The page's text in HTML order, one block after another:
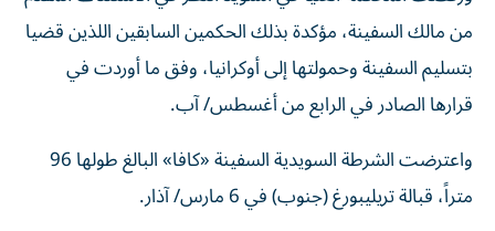
من مالك السفينة، مؤكدة بذلك الحكمين السابقين اللذين قضيا
بتسليم السفينة وحمولتها إلى أوكرانيا، وفق ما أوردت في
قرارها الصادر في الرابع من أغسطس/ آب.
واعترضت الشرطة السويدية السفينة «كافا» البالغ طولها 96
متراً، قبالة تريليبورغ (جنوب) في 6 مارس/ آذار.